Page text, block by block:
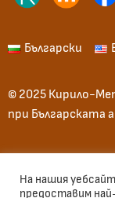
Български
© 2025 Кирило-
при Българската
Общи
На нашия
предоставим